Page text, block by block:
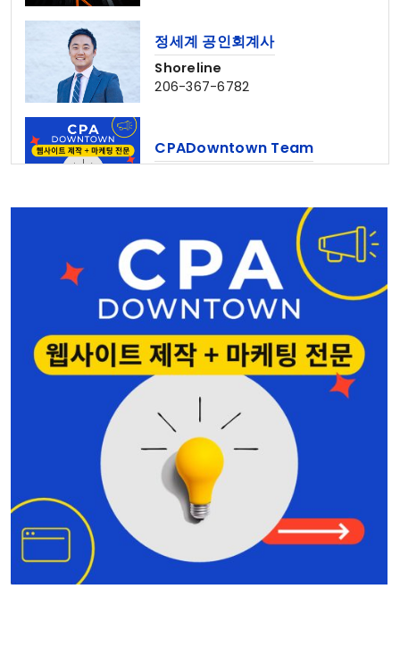
정세계 공인회계사
Shoreline
206-367-6782
CPADowntown Team
홍민주 부동산
Seattle • Bellevue
206-678-4148
나은숙 공인회계사
Edmonds • Seattle
425-744-2742
심상준 부동산
425-772-1876